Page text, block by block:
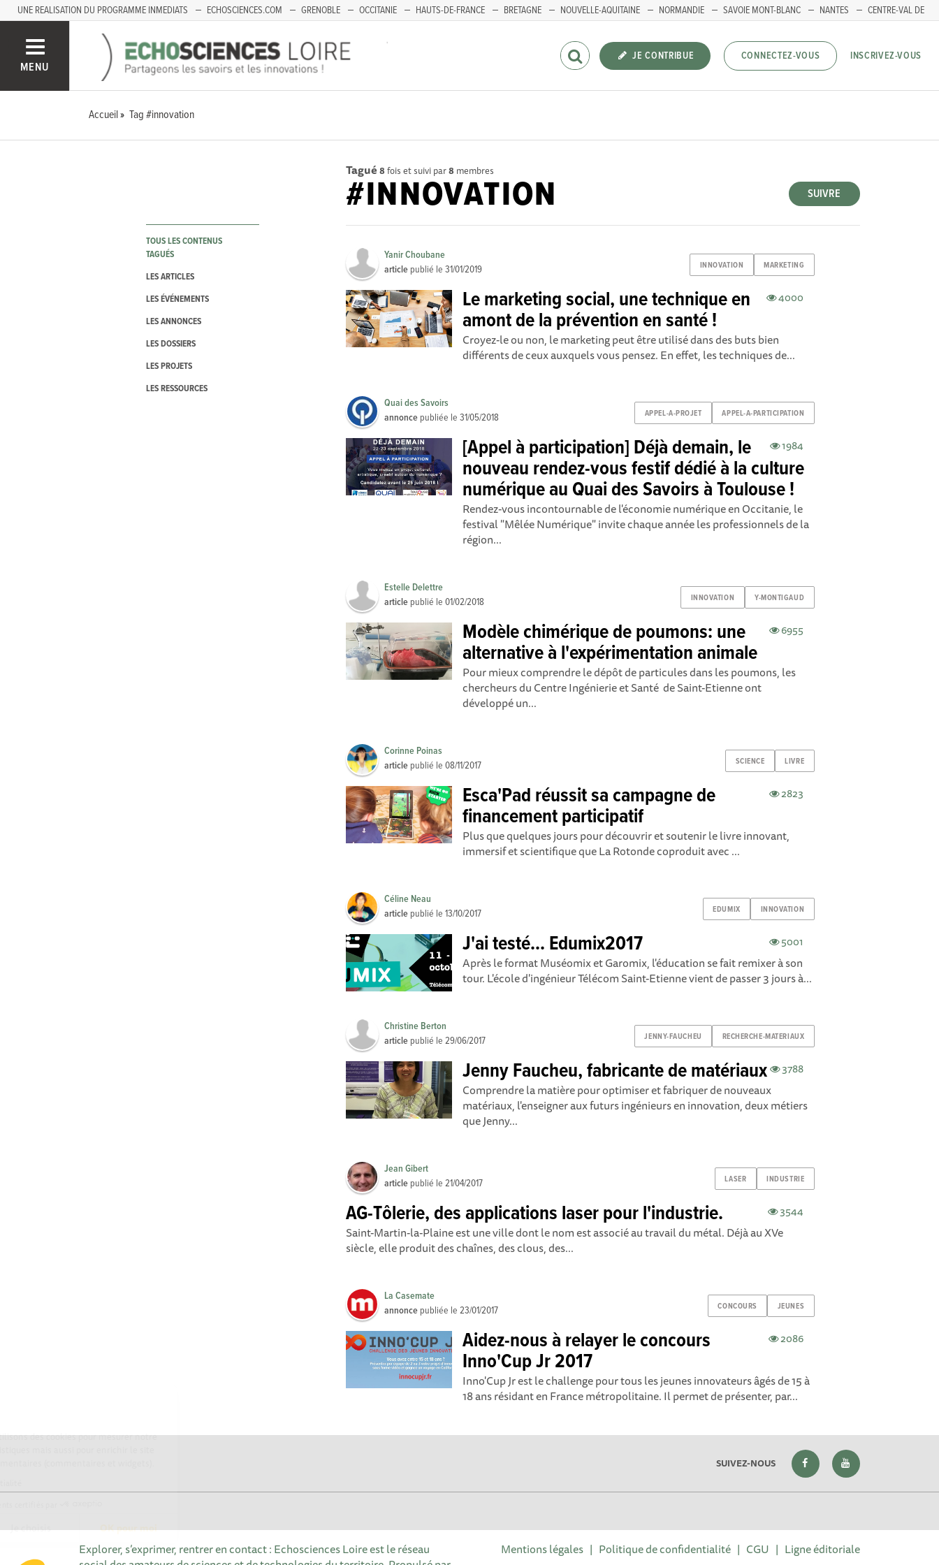
Sur Echosciences, nous utilisons des cookies pour mesurer notre
Non merci Je choisis OK pour moi
Axeptio consent
UNE REALISATION DU PROGRAMME INMEDIATS ECHOSCIENCES.COM GRENOBLE OCCITANIE HAUTS-DE-FRANCE BRETAGNE NOUVELLE-AQUITAINE NORMANDIE SAVOIE MONT-BLANC NANTES
CENTRE-VAL DE
MENU
JE CONTRIBUE CONNECTEZ-VOUS INSCRIVEZ-VOUS
Accueil Tag #innovation
TOUS LES CONTENUS
TAGUÉS
LES ARTICLES
LES ÉVÉNEMENTS
LES ANNONCES
LES DOSSIERS
LES PROJETS
LES RESSOURCES
Tagué 8 fois et suivi par8 membres
SUIVRE
#INNOVATION
INNOVATION MARKETING
Yanir Choubane
article publié le31/01/2019
4000
Le marketing social, une technique en
amont de la prévention en santé !
Croyez-le ou non, le marketing peut être utilisé dans des buts bien
différents de ceux auxquels vous pensez. En effet, les techniques de...
APPEL-A-PROJET APPEL-A-PARTICIPATION
Quai des Savoirs
annonce publiée le31/05/2018
1984
[Appel à participation] Déjà demain, le
nouveau rendez-vous festif dédié à la culture
numérique au Quai des Savoirs à Toulouse !
Rendez-vous incontournable de l'économie numérique en Occitanie, le
festival "Mêlée Numérique" invite chaque année les professionnels de la
région...
INNOVATION Y-MONTIGAUD
Estelle Delettre
article publié le01/02/2018
6955
Modèle chimérique de poumons: une
alternative à l'expérimentation animale
Pour mieux comprendre le dépôt de particules dans les poumons, les
chercheurs du Centre Ingénierie et Santé de Saint-Etienne ont
développé un...
SCIENCE LIVRE
Corinne Poinas
article publié le08/11/2017
2823
Esca'Pad réussit sa campagne de
financement participatif
Plus que quelques jours pour découvrir et soutenir le livre innovant,
immersif et scientifique que La Rotonde coproduit avec ...
EDUMIX INNOVATION
Céline Neau
article publié le13/10/2017
5001
J'ai testé... Edumix2017
Après le format Muséomix et Garomix, l'éducation se fait remixer à son
tour. L'école d'ingénieur Télécom Saint-Etienne vient de passer 3 jours à...
JENNY-FAUCHEU RECHERCHE-MATERIAUX
Christine Berton
article publié le29/06/2017
3788
Jenny Faucheu, fabricante de matériaux
Comprendre la matière pour optimiser et fabriquer de nouveaux
matériaux, l'enseigner aux futurs ingénieurs en innovation, deux métiers
que Jenny...
LASER INDUSTRIE
Jean Gibert
article publié le21/04/2017
3544
AG-Tôlerie, des applications laser pour l'industrie.
Saint-Martin-la-Plaine est une ville dont le nom est associé au travail du métal. Déjà au XVe
siècle, elle produit des chaînes, des clous, des...
CONCOURS JEUNES
La Casemate
annonce publiée le23/01/2017
2086
Aidez-nous à relayer le concours
Inno'Cup Jr 2017
Inno'Cup Jr est le challenge pour tous les jeunes innovateurs âgés de 15 à
18 ans résidant en France métropolitaine. Il permet de présenter, par...
SUIVEZ-NOUS
Explorer, s’exprimer, rentrer en contact : Echosciences Loire est le réseau
Mentions légales| Politique de confidentialité| CGU | Ligne éditoriale